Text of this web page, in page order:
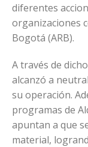
diferentes
organizaciones
Bogotá (ARB).
A través de
alcanzó a
su operación.
programas de
apuntan a que
material,